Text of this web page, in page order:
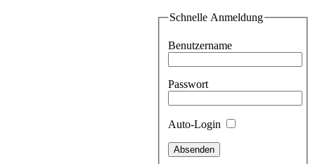
Schnelle Anmeldung
Benutzername
Passwort
Auto-Login